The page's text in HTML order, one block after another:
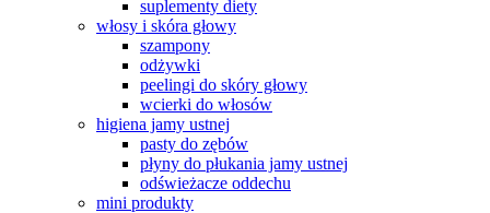
suplementy diety
włosy i skóra głowy
szampony
odżywki
peelingi do skóry głowy
wcierki do włosów
higiena jamy ustnej
pasty do zębów
płyny do płukania jamy ustnej
odświeżacze oddechu
mini produkty